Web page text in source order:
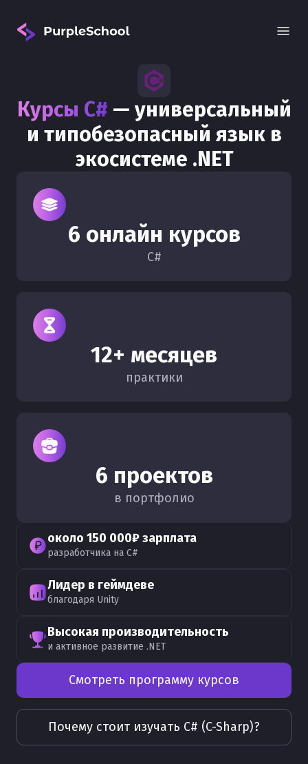
Курсы C# — универсальный
и типобезопасный язык в
экосистеме .NET
6 онлайн курсов
C#
12+ месяцев
практики
6 проектов
в портфолио
около 150 000₽ зарплата
разработчика на C#
Лидер в геймдеве
благодаря Unity
Высокая производительность
и активное развитие .NET
Смотреть программу курсов
Почему стоит изучать C# (C-Sharp)?